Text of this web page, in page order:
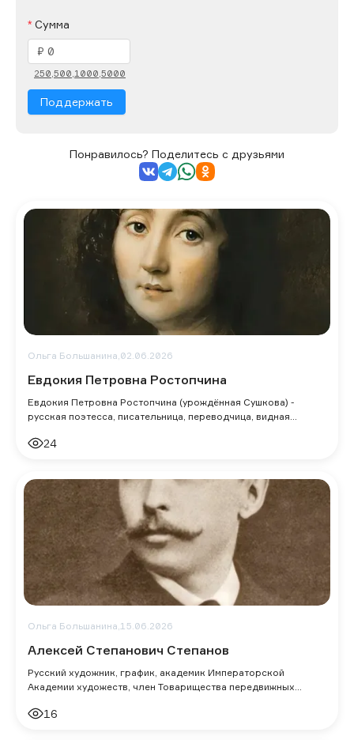
Сумма
250, 500, 1000, 5000
Поддержать
Понравилось? Поделитесь с друзьями
Ольга Большанина, 02.06.2026
Евдокия Петровна Ростопчина
Евдокия Петровна Ростопчина (урождённая Сушкова) -
русская поэтесса, писательница, переводчица, видная
24
Ольга Большанина, 15.06.2026
Алексей Степанович Степанов
Русский художник, график, академик Императорской
Академии художеств, член Товарищества передвижных
16